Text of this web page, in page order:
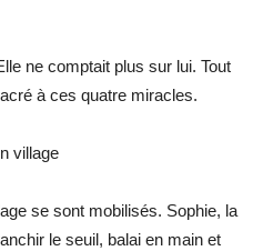
ne comptait plus sur lui. Tout
à ces quatre miracles.
village
se sont mobilisés. Sophie, la
le seuil, balai en main et